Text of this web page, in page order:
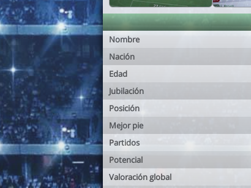
Nombre
Nación
Edad
Jubilación
Posición
Mejor pie
Partidos
Potencial
Valoración global